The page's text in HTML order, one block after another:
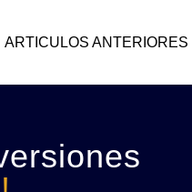
ARTICULOS ANTERIORES